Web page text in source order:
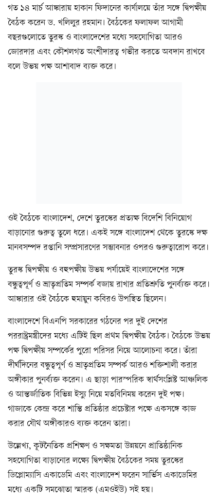
গত ১৪ মার্চ আঙ্কারায় হাকান ফিদানের কার্যালয়ে তাঁর সঙ্গে দ্বিপক্ষীয়
বৈঠক করেন ড. খলিলুর রহমান। বৈঠকের ফলাফল আগামী
বছরগুলোতে তুরস্ক ও বাংলাদেশের মধ্যে সহযোগিতা আরও
জোরদার এবং কৌশলগত অংশীদারত্ব গভীর করতে অবদান রাখবে
বলে উভয় পক্ষ আশাবাদ ব্যক্ত করে।
ওই বৈঠকে বাংলাদেশ, দেশে তুরস্কের প্রত্যক্ষ বিদেশি বিনিয়োগ
বাড়ানোর গুরুত্ব তুলে ধরে। একই সঙ্গে বাংলাদেশ থেকে তুরস্কে দক্ষ
মানবসম্পদ রপ্তানি সম্প্রসারণের সম্ভাবনার ওপরও গুরুত্বারোপ করে।
তুরস্ক দ্বিপক্ষীয় ও বহুপক্ষীয় উভয় পর্যায়েই বাংলাদেশের সঙ্গে
বন্ধুত্বপূর্ণ ও ভ্রাতৃপ্রতিম সম্পর্ক বজায় রাখার প্রতিশ্রুতি পুনর্ব্যক্ত করে।
আঙ্কারার ওই বৈঠকে হুমায়ুন কবিরও উপস্থিত ছিলেন।
বাংলাদেশে বিএনপি সরকারের গঠনের পর দুই দেশের
পররাষ্ট্রমন্ত্রীদের মধ্যে এটিই ছিল প্রথম দ্বিপক্ষীয় বৈঠক। বৈঠকে উভয়
পক্ষ দ্বিপক্ষীয় সম্পর্কের পুরো পরিসর নিয়ে আলোচনা করে। তাঁরা
দীর্ঘদিনের বন্ধুত্বপূর্ণ ও ভ্রাতৃপ্রতিম সম্পর্ক আরও শক্তিশালী করার
অঙ্গীকার পুনর্ব্যক্ত করেন। এ ছাড়া পারস্পরিক স্বার্থসংশ্লিষ্ট আঞ্চলিক
ও আন্তর্জাতিক বিভিন্ন ইস্যু নিয়ে মতবিনিময় করেন দুই পক্ষ।
গাজাকে কেন্দ্র করে শান্তি প্রতিষ্ঠার প্রচেষ্টার পক্ষে একসঙ্গে কাজ
করার যৌথ অঙ্গীকারও ব্যক্ত করেন তারা।
উল্লেখ্য, কূটনৈতিক প্রশিক্ষণ ও সক্ষমতা উন্নয়নে প্রাতিষ্ঠানিক
সহযোগিতা বাড়ানোর লক্ষ্যে দ্বিপক্ষীয় বৈঠকের সময় তুরস্কের
ডিপ্লোম্যাসি একাডেমি এবং বাংলাদেশ ফরেন সার্ভিস একাডেমির
মধ্যে একটি সমঝোতা স্মারক (এমওইউ) সই হয়।